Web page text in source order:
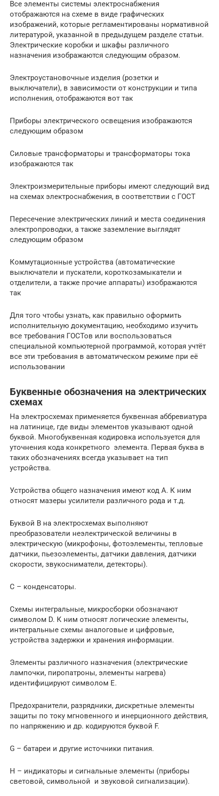
Все элементы системы электроснабжения
отображаются на схеме в виде графических
изображений, которые регламентированы нормативной
литературой, указанной в предыдущем разделе статьи.
Электрические коробки и шкафы различного
назначения изображаются следующим образом.
Электроустановочные изделия (розетки и
выключатели), в зависимости от конструкции и типа
исполнения, отображаются вот так
Приборы электрического освещения изображаются
следующим образом
Силовые трансформаторы и трансформаторы тока
изображаются так
Электроизмерительные приборы имеют следующий вид
на схемах электроснабжения, в соответствии с ГОСТ
Пересечение электрических линий и места соединения
электропроводки, а также заземление выглядят
следующим образом
Коммутационные устройства (автоматические
выключатели и пускатели, короткозамыкатели и
отделители, а также прочие аппараты) изображаются
так
Для того чтобы узнать, как правильно оформить
исполнительную документацию, необходимо изучить
все требования ГОСТов или воспользоваться
специальной компьютерной программой, которая учтёт
все эти требования в автоматическом режиме при её
использовании
Буквенные обозначения на электрических
схемах
На электросхемах применяется буквенная аббревиатура
на латинице, где виды элементов указывают одной
буквой. Многобуквенная кодировка используется для
уточнения кода конкретного элемента. Первая буква в
таких обозначениях всегда указывает на тип
устройства.
Устройства общего назначения имеют код A. К ним
относят мазеры усилители различного рода и т.д.
Буквой B на электросхемах выполняют
преобразователи неэлектрической величины в
электрическую (микрофоны, фотоэлементы, тепловые
датчики, пьезоэлементы, датчики давления, датчики
скорости, звукосниматели, детекторы).
С – конденсаторы.
Схемы интегральные, микросборки обозначают
символом D. К ним относят логические элементы,
интегральные схемы аналоговые и цифровые,
устройства задержки и хранения информации.
Элементы различного назначения (электрические
лампочки, пиропатроны, элементы нагрева)
идентифицируют символом E.
Предохранители, разрядники, дискретные элементы
защиты по току мгновенного и инерционного действия,
по напряжению и др. кодируются буквой F.
G – батареи и другие источники питания.
H – индикаторы и сигнальные элементы (приборы
световой, символьной и звуковой сигнализации).